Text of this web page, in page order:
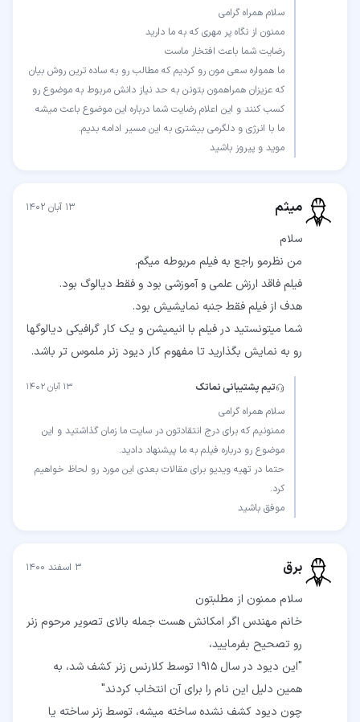
ما همواره سعی مون رو کردیم که مطالب رو به ساده ترین روش بیان
که عزیزان همراهمون بتونن به حد نیاز دانش مربوط به موضوع رو
کسب کنند و این اعلام رضایت شما درباره این موضوع باعث میشه
موید و پیروز باشید
میثم ۱۳ آبان ۱۴۰۲
شما میتونستید در فیلم با انیمیشن و یک کار گرافیکی دیالوگها
رو به نمایش بگذارید تا مفهوم کار دیود زنر ملموس تر باشد.
تیم پشتیبانی نماتک ۱۳ آبان ۱۴۰۲
ممنونیم که برای درج انتقادتون در سایت ما زمان گذاشتید و این
حتما در تهیه ویدیو برای مقالات بعدی این مورد رو لحاظ خواهیم
موفق باشید
برق ۳ اسفند ۱۴۰۰
خانم مهندس اگر امکانش هست جمله بالای تصویر مرحوم زنر
"این دیود در سال 1915 توسط کلارنس زنر کشف شد، به
چون دیود کشف نشده ساخته میشه، توسط زنر ساخته یا